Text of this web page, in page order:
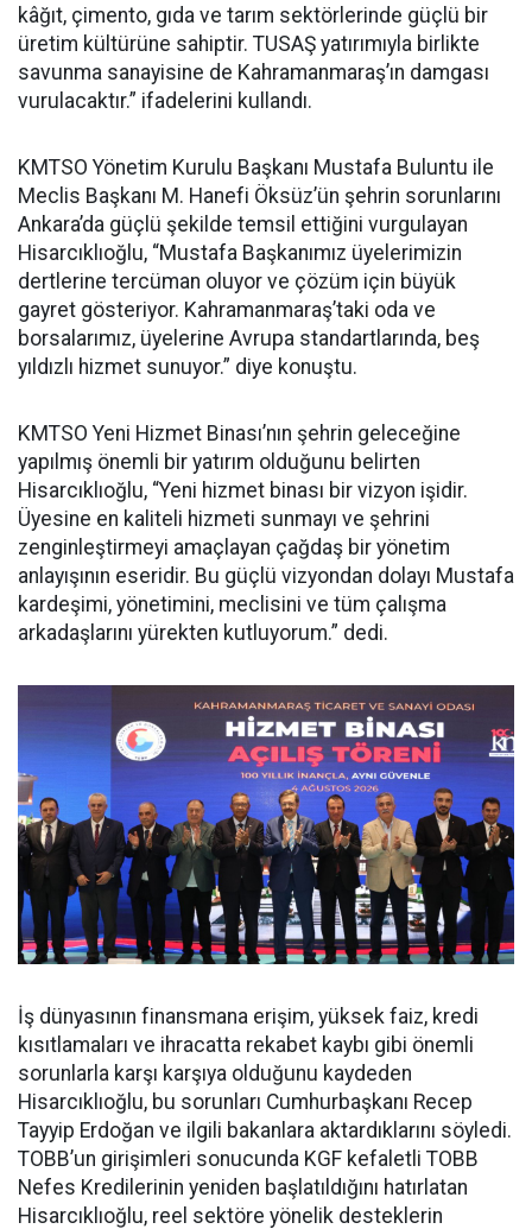
kâğıt, çimento, gıda ve tarım sektörlerinde güçlü bir
üretim kültürüne sahiptir. TUSAŞ yatırımıyla birlikte
savunma sanayisine de Kahramanmaraş’ın damgası
vurulacaktır.” ifadelerini kullandı.
KMTSO Yönetim Kurulu Başkanı Mustafa Buluntu ile
Meclis Başkanı M. Hanefi Öksüz’ün şehrin sorunlarını
Ankara’da güçlü şekilde temsil ettiğini vurgulayan
Hisarcıklıoğlu, “Mustafa Başkanımız üyelerimizin
dertlerine tercüman oluyor ve çözüm için büyük
gayret gösteriyor. Kahramanmaraş’taki oda ve
borsalarımız, üyelerine Avrupa standartlarında, beş
yıldızlı hizmet sunuyor.” diye konuştu.
KMTSO Yeni Hizmet Binası’nın şehrin geleceğine
yapılmış önemli bir yatırım olduğunu belirten
Hisarcıklıoğlu, “Yeni hizmet binası bir vizyon işidir.
Üyesine en kaliteli hizmeti sunmayı ve şehrini
zenginleştirmeyi amaçlayan çağdaş bir yönetim
anlayışının eseridir. Bu güçlü vizyondan dolayı Mustafa
kardeşimi, yönetimini, meclisini ve tüm çalışma
arkadaşlarını yürekten kutluyorum.” dedi.
İş dünyasının finansmana erişim, yüksek faiz, kredi
kısıtlamaları ve ihracatta rekabet kaybı gibi önemli
sorunlarla karşı karşıya olduğunu kaydeden
Hisarcıklıoğlu, bu sorunları Cumhurbaşkanı Recep
Tayyip Erdoğan ve ilgili bakanlara aktardıklarını söyledi.
TOBB’un girişimleri sonucunda KGF kefaletli TOBB
Nefes Kredilerinin yeniden başlatıldığını hatırlatan
Hisarcıklıoğlu, reel sektöre yönelik desteklerin